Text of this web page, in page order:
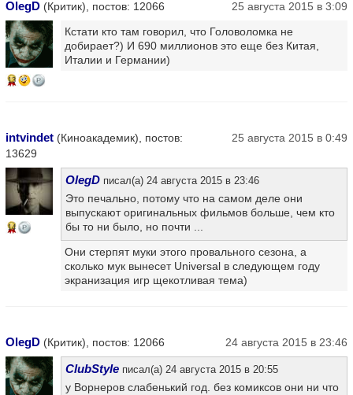
OlegD (Критик), постов: 12066 25 августа 2015 в 3:09
13
Кстати кто там говорил, что Головоломка не
добирает?) И 690 миллионов это еще без Китая,
Италии и Германии)
intvindet (Киноакадемик), постов:
13629
25 августа 2015 в 0:49
14
OlegD писал(а) 24 августа 2015 в 23:46
Это печально, потому что на самом деле они
выпускают оригинальных фильмов больше, чем кто
бы то ни было, но почти ...
Они стерпят муки этого провального сезона, а
сколько мук вынесет Universal в следующем году
экранизация игр щекотливая тема)
OlegD (Критик), постов: 12066 24 августа 2015 в 23:46
ClubStyle писал(а) 24 августа 2015 в 20:55
у Ворнеров слабенький год. без комиксов они ни что